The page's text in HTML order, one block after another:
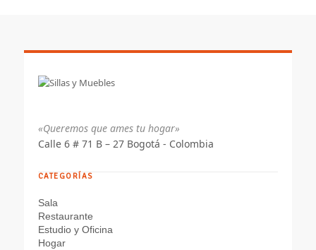
$ 843.710
«Queremos que ames tu hogar»
Calle 6 # 71 B – 27 Bogotá - Colombia
CATEGORÍAS
Sala
Restaurante
Estudio y Oficina
Hogar